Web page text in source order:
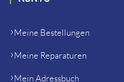
Meine Bestellungen
Meine Reparaturen
Mein Adressbuch